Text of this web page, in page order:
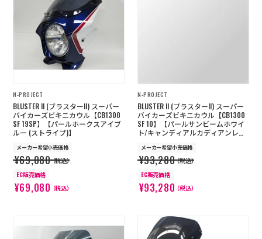
N-PROJECT
BLUSTER II (ブラスターII) スーパー
バイカーズビキニカウル【CB1300
SF 19SP】【パールホークスアイブ
ルー (ストライプ)】
メーカー希望小売価格
¥69,080（税込）
EC販売価格
¥69,080（税込）
N-PROJECT
BLUSTER II (ブラスターII) スーパー
バイカーズビキニカウル【CB1300
SF 10】【パールサンビームホワイ
ト/キャンディアルカディアンレッ
メーカー希望小売価格
¥93,280（税込）
EC販売価格
¥93,280（税込）